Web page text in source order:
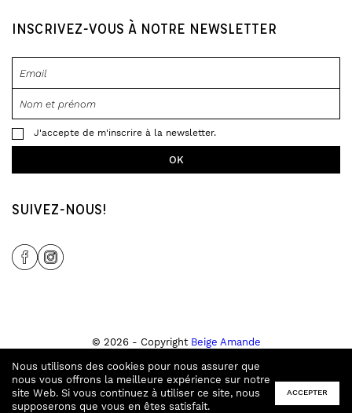
INSCRIVEZ-VOUS À NOTRE NEWSLETTER
J'accepte de m'inscrire à la newsletter.
SUIVEZ-NOUS!
Share Icon
Share Icon
© 2026 - Copyright Beige Amande
Site créé parTampala Studio&Ecran Noir
Conditions générales de ventes
Politique de confidentialité
Nous utilisons des cookies pour nous assurer que
nous vous offrons la meilleure expérience sur notre
site Web. Si vous continuez à utiliser ce site, nous
supposerons que vous en êtes satisfait.
ACCEPTER